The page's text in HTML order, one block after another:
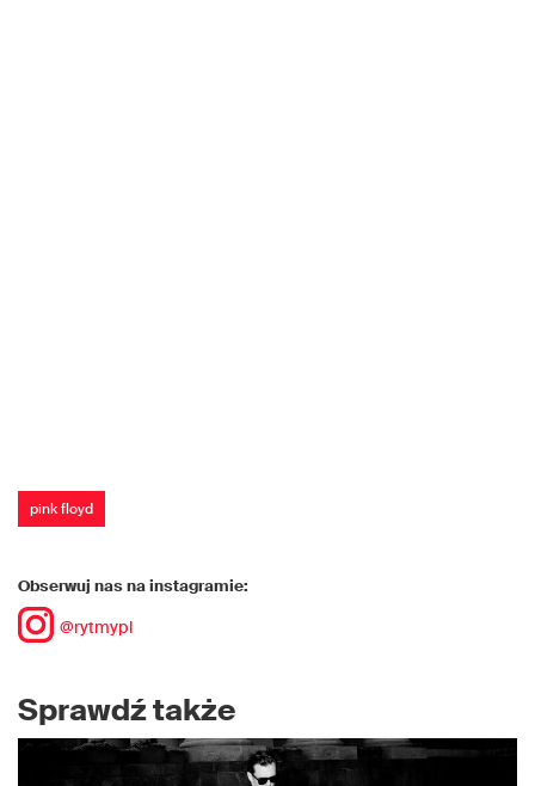
pink floyd
Obserwuj nas na instagramie:
@rytmypl
Sprawdź także